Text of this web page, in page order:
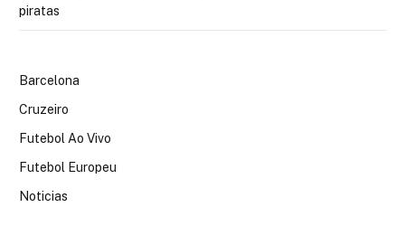
piratas
Barcelona
Cruzeiro
Futebol Ao Vivo
Futebol Europeu
Noticias